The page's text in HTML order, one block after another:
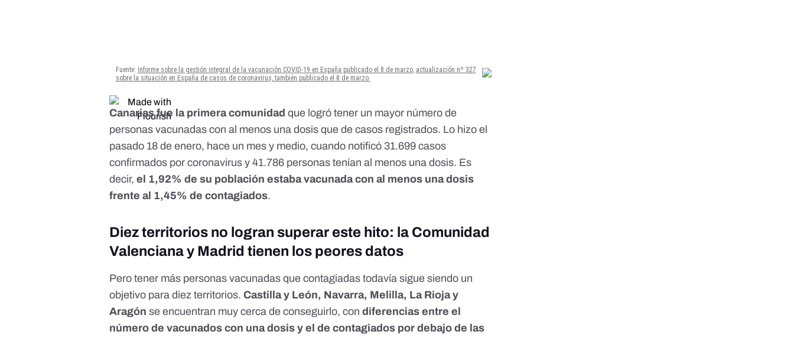
Canarias fue la primera comunidadque logró tener un mayor número de
personas vacunadas con al menos una dosis que de casos registrados. Lo hizo el
pasado 18 de enero, hace un mes y medio, cuando notificó31.699 casos
confirmados por coronavirus y41.786 personas tenían al menos una dosis. Es
decir,el 1,92% de su población estaba vacunada con al menos una dosis
frente al 1,45% de contagiados.
Diez territorios no logran superar este hito: la Comunidad
Valenciana y Madrid tienen los peores datos
Pero tener más personas vacunadas que contagiadas todavía sigue siendo un
objetivo para diez territorios.Castilla y León, Navarra, Melilla, La Rioja y
Aragón se encuentran muy cerca de conseguirlo, condiferencias entre el
número de vacunados con una dosis y el de contagiados por debajo de las